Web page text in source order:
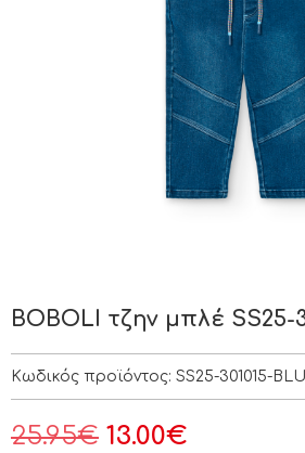
BOBOLI τζην μπλέ SS25-
Κωδικός προϊόντος: SS25-301015-
25.95€ 13.00€